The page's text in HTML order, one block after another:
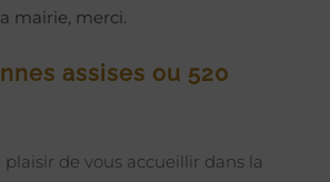
mairie, merci.
assises ou 520
plaisir de vous accueillir dans la